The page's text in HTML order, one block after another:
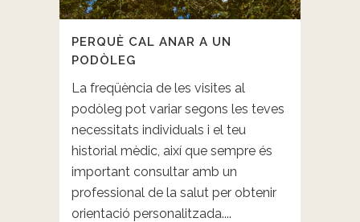
PERQUÈ CAL ANAR A UN
PODÒLEG
La freqüència de les visites al
podòleg pot variar segons les teves
necessitats individuals i el teu
historial mèdic, així que sempre és
important consultar amb un
professional de la salut per obtenir
orientació personalitzada....